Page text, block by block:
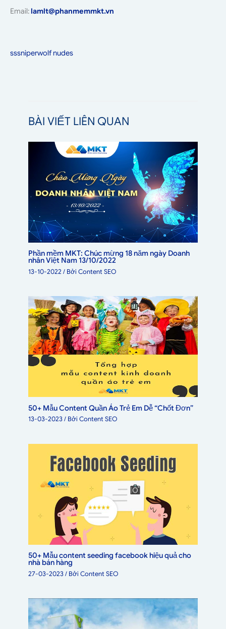
Email: lamlt@phanmemmkt.vn
sssniperwolf nudes
BÀI VIẾT LIÊN QUAN
Phần mềm MKT: Chúc mừng 18 năm ngày Doanh
nhân Việt Nam 13/10/2022
13-10-2022/ BởiContent SEO
50+ Mẫu Content Quần Áo Trẻ Em Dễ “Chốt Đơn”
13-03-2023/ BởiContent SEO
50+ Mẫu content seeding facebook hiệu quả cho
nhà bán hàng
27-03-2023/ BởiContent SEO